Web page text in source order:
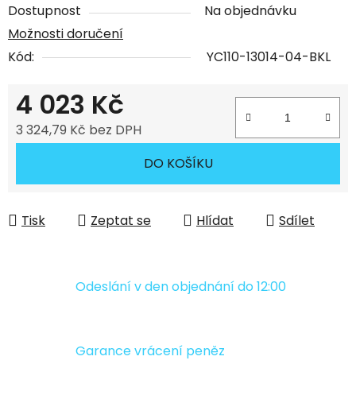
Dostupnost
Na objednávku
Možnosti doručení
Kód:
YC110-13014-04-BKL
4 023 Kč
3 324,79 Kč bez DPH
DO KOŠÍKU
Tisk Zeptat se Hlídat Sdílet
Odeslání v den objednání do 12:00
Garance vrácení peněz